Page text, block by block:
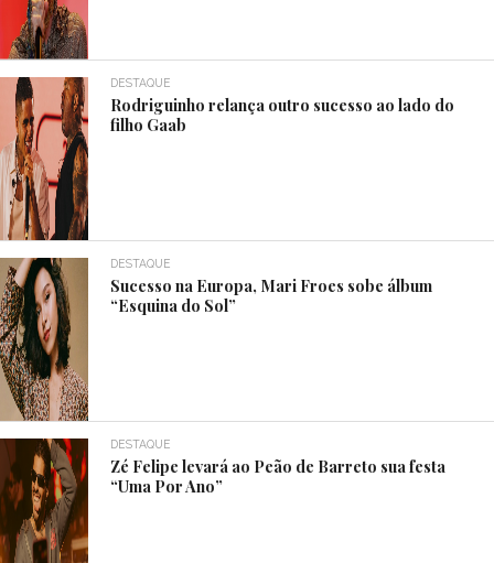
DESTAQUE
Rodriguinho relança outro sucesso ao lado do
filho Gaab
DESTAQUE
Sucesso na Europa, Mari Froes sobe álbum
“Esquina do Sol”
DESTAQUE
Zé Felipe levará ao Peão de Barreto sua festa
“Uma Por Ano”